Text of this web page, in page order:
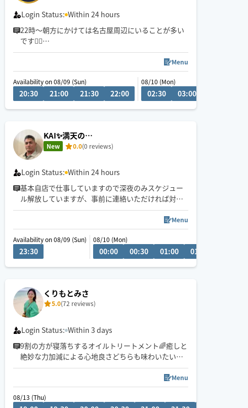
08/11 (Tue)
00:00 00:30 01:00 08:30 09:00
Login Status: Within 24 hours
22時〜朝方にかけては名古屋周辺にいることが多い
です💆‍♂️
💬シフト外の日時やメニューのご相談はチャットに
てお問い合わせください。
調整可能な際は出来る限り対応させていただきます
※他店舗での勤務もあり、施術中は返信や承諾が遅
くなりますのでご了承ください🙇
Menu
Availability on 08/09 (Sun)
20:30 21:00 21:30 22:00
08/10 (Mon)
02:30 03:00
08/15 (Sat)
21:30
08/18 (Tue)
21:30 22:00 22:30
KAI✨満天の…
New 0.0(0 reviews)
Login Status: Within 24 hours
基本自店で仕事していますので深夜のみスケジュー
ル解放していますが、事前に連絡いただければ対応
できる日もあります
Menu
Availability on 08/09 (Sun)
23:30
08/10 (Mon)
00:00 00:30 01:00 01:30
くりもとみさ
5.0(72 reviews)
Login Status: Within 3 days
9割の方が寝落ちするオイルトリートメント🌈癒しと
絶妙な力加減による心地良さどちらも味わいたい方
にご好評頂いております！
セラピスト歴13年目となります
Menu
08/13 (Thu)